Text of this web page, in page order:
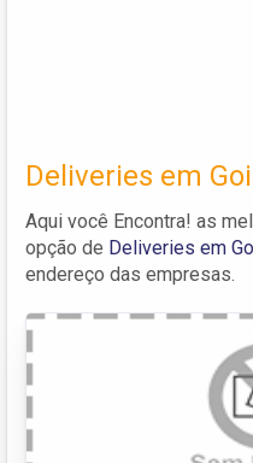
Deliveries em
Aqui você Encontra! as
opção de Deliveries em
endereço das empresas.